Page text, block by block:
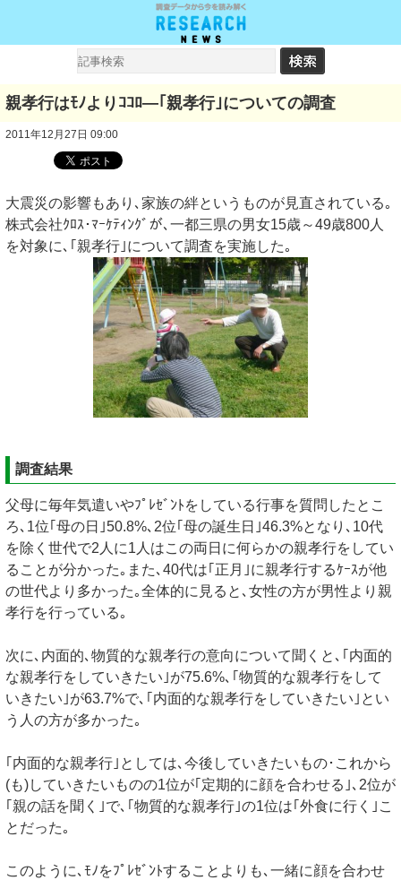
親孝行はﾓﾉよりｺｺﾛ―｢親孝行｣についての調査
2011年12月27日 09:00
大震災の影響もあり､家族の絆というものが見直されている｡
株式会社ｸﾛｽ･ﾏｰｹﾃｨﾝｸﾞが､一都三県の男女15歳～49歳800人
を対象に､｢親孝行｣について調査を実施した｡
調査結果
父母に毎年気遣いやﾌﾟﾚｾﾞﾝﾄをしている行事を質問したとこ
ろ､1位｢母の日｣50.8%､2位｢母の誕生日｣46.3%となり､10代
を除く世代で2人に1人はこの両日に何らかの親孝行をしてい
ることが分かった｡また､40代は｢正月｣に親孝行するｹｰｽが他
の世代より多かった｡全体的に見ると､女性の方が男性より親
孝行を行っている｡
次に､内面的､物質的な親孝行の意向について聞くと､｢内面的
な親孝行をしていきたい｣が75.6%､｢物質的な親孝行をして
いきたい｣が63.7%で､｢内面的な親孝行をしていきたい｣とい
う人の方が多かった｡
｢内面的な親孝行｣としては､今後していきたいもの･これから
(も)していきたいものの1位が｢定期的に顔を合わせる｣､2位が
｢親の話を聞く｣で､｢物質的な親孝行｣の1位は｢外食に行く｣こ
とだった｡
このように､ﾓﾉをﾌﾟﾚｾﾞﾝﾄすることよりも､一緒に顔を合わせ